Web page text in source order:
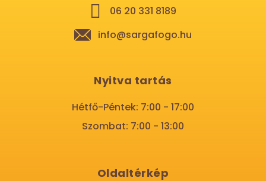
06 20 331 8189
info@sargafogo.hu
Nyitva tartás
Hétfő-Péntek: 7:00 - 17:00
Szombat: 7:00 - 13:00
Oldaltérkép